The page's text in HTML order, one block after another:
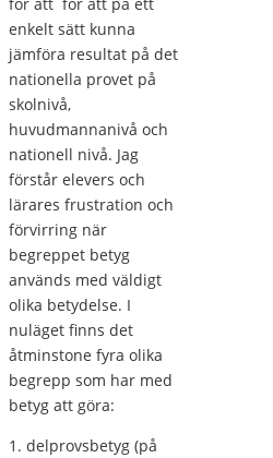
enkelt sätt kunna
jämföra resultat på det
nationella provet på
skolnivå,
huvudmannanivå och
nationell nivå. Jag
förstår elevers och
lärares frustration och
förvirring när
begreppet betyg
används med väldigt
olika betydelse. I
nuläget finns det
åtminstone fyra olika
begrepp som har med
betyg att göra:
1. delprovsbetyg (på